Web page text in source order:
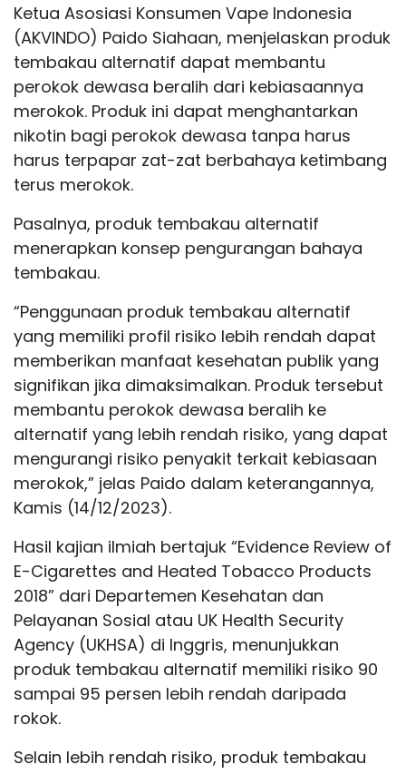
Ketua Asosiasi Konsumen Vape Indonesia
(AKVINDO) Paido Siahaan, menjelaskan produk
tembakau alternatif dapat membantu
perokok dewasa beralih dari kebiasaannya
merokok. Produk ini dapat menghantarkan
nikotin bagi perokok dewasa tanpa harus
harus terpapar zat-zat berbahaya ketimbang
terus merokok.
Pasalnya, produk tembakau alternatif
menerapkan konsep pengurangan bahaya
tembakau.
“Penggunaan produk tembakau alternatif
yang memiliki profil risiko lebih rendah dapat
memberikan manfaat kesehatan publik yang
signifikan jika dimaksimalkan. Produk tersebut
membantu perokok dewasa beralih ke
alternatif yang lebih rendah risiko, yang dapat
mengurangi risiko penyakit terkait kebiasaan
merokok,” jelas Paido dalam keterangannya,
Kamis (14/12/2023).
Hasil kajian ilmiah bertajuk “Evidence Review of
E-Cigarettes and Heated Tobacco Products
2018” dari Departemen Kesehatan dan
Pelayanan Sosial atau UK Health Security
Agency (UKHSA) di Inggris, menunjukkan
produk tembakau alternatif memiliki risiko 90
sampai 95 persen lebih rendah daripada
rokok.
Selain lebih rendah risiko, produk tembakau